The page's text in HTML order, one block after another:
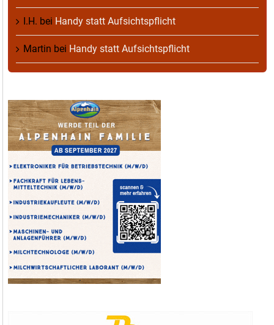
I.H. bei Handy statt Aufsichtspflicht
Martin bei Handy statt Aufsichtspflicht